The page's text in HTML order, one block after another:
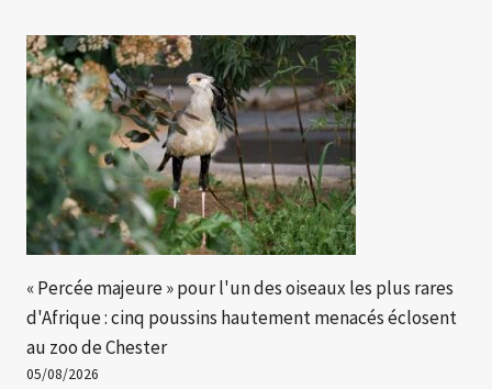
« Percée majeure » ​​pour l'un des oiseaux les plus rares
d'Afrique : cinq poussins hautement menacés éclosent
au zoo de Chester
05/08/2026